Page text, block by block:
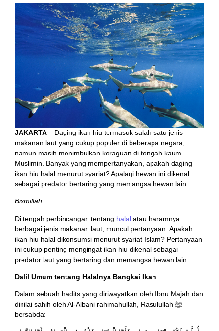
JAKARTA– Daging ikan hiu termasuk salah satu jenis
makanan laut yang cukup populer di beberapa negara,
namun masih menimbulkan keraguan di tengah kaum
Muslimin. Banyak yang mempertanyakan, apakah daging
ikan hiu halal menurut syariat? Apalagi hewan ini dikenal
sebagai predator bertaring yang memangsa hewan lain.
Bismillah
Di tengah perbincangan tentang halal atau haramnya
berbagai jenis makanan laut, muncul pertanyaan: Apakah
ikan hiu halal dikonsumsi menurut syariat Islam? Pertanyaan
ini cukup penting mengingat ikan hiu dikenal sebagai
predator laut yang bertaring dan memangsa hewan lain.
Dalil Umum tentang Halalnya Bangkai Ikan
Dalam sebuah hadits yang diriwayatkan oleh Ibnu Majah dan
dinilai sahih oleh Al-Albani rahimahullah, Rasulullah ﷺ
bersabda: